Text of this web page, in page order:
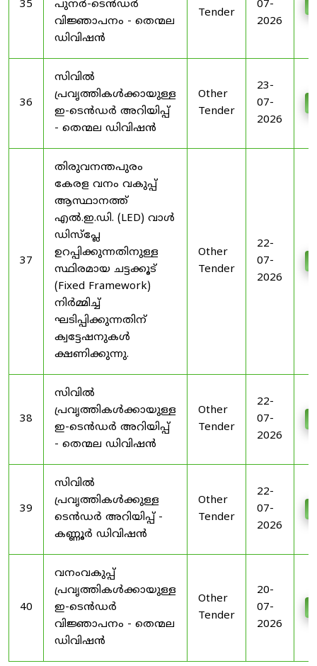
35
പുനർ-ടെൻഡർ
വിജ്ഞാപനം - തെന്മല
ഡിവിഷൻ
Tender
07-
2026
36
സിവിൽ
പ്രവൃത്തികൾക്കായുള്ള
ഇ-ടെൻഡർ അറിയിപ്പ്
- തെന്മല ഡിവിഷൻ
Other
Tender
23-
07-
2026
37
തിരുവനന്തപുരം
കേരള വനം വകുപ്പ്
ആസ്ഥാനത്ത്
എൽ.ഇ.ഡി. (LED) വാൾ
ഡിസ്‌പ്ലേ
ഉറപ്പിക്കുന്നതിനുള്ള
സ്ഥിരമായ ചട്ടക്കൂട്
(Fixed Framework)
നിർമ്മിച്ച്
ഘടിപ്പിക്കുന്നതിന്
ക്വട്ടേഷനുകൾ
ക്ഷണിക്കുന്നു.
Other
Tender
22-
07-
2026
38
സിവിൽ
പ്രവൃത്തികൾക്കായുള്ള
ഇ-ടെൻഡർ അറിയിപ്പ്
- തെന്മല ഡിവിഷൻ
Other
Tender
22-
07-
2026
39
സിവിൽ
പ്രവൃത്തികൾക്കുള്ള
ടെൻഡർ അറിയിപ്പ് -
കണ്ണൂർ ഡിവിഷൻ
Other
Tender
22-
07-
2026
40
വനംവകുപ്പ്
പ്രവൃത്തികൾക്കായുള്ള
ഇ-ടെൻഡർ
വിജ്ഞാപനം - തെന്മല
ഡിവിഷൻ
Other
Tender
20-
07-
2026